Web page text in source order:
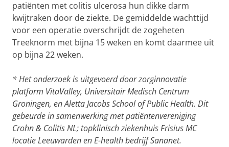
patiënten met colitis ulcerosa hun dikke darm
kwijtraken door de ziekte. De gemiddelde wachttijd
voor een operatie overschrijdt de zogeheten
Treeknorm met bijna 15 weken en komt daarmee uit
op bijna 22 weken.
* Het onderzoek is uitgevoerd door zorginnovatie
platform VitaValley, Universitair Medisch Centrum
Groningen, en Aletta Jacobs School of Public Health. Dit
gebeurde in samenwerking met patiëntenvereniging
Crohn & Colitis NL; topklinisch ziekenhuis Frisius MC
locatie Leeuwarden en E-health bedrijf Sananet.